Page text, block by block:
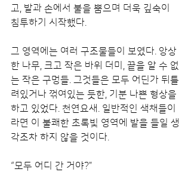
고, 발과 손에서 불을 뿜으며 더욱 깊숙이
침투하기 시작했다.
그 영역에는 여러 구조물들이 보였다. 앙상
한 나무, 크고 작은 바위 더미, 끝을 알 수 없
는 작은 구멍들. 그것들은 모두 어딘가 뒤틀
려있거나 꺾여있는 듯한, 기분 나쁜 형상을
하고 있었다. 천연요새. 일반적인 색채들이
라면 이 불쾌한 초록빛 영역에 발을 들일 생
각조차 하지 않을 것이다.
“모두 어디 간 거야?”